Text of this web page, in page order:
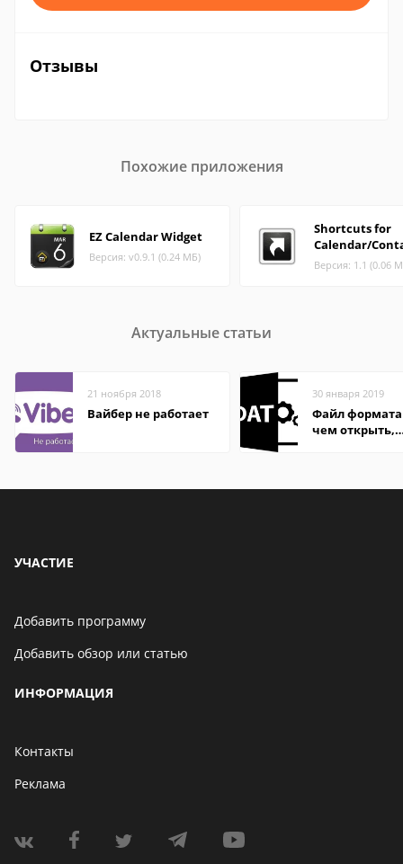
Отзывы
Похожие приложения
EZ Calendar Widget
Версия: v0.9.1 (0.24 МБ)
Shortcuts for
Calendar/
Версия: 1.1 (0.06
Актуальные статьи
21 ноября 2018
Вайбер не работает
30 января 2019
Файл формата
чем открыть,
УЧАСТИЕ
Добавить программу
Добавить обзор или статью
ИНФОРМАЦИЯ
Контакты
Реклама